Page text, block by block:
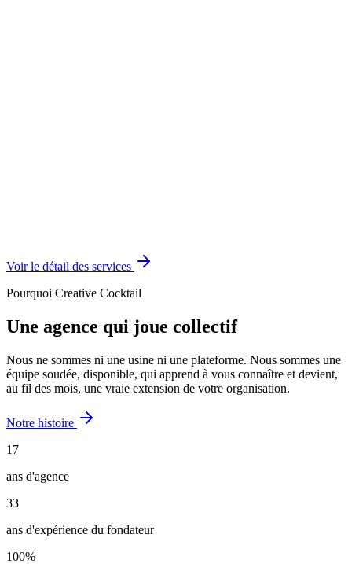
Voir le détail des services
Pourquoi Creative Cocktail
Une agence qui joue collectif
Nous ne sommes ni une usine ni une plateforme. Nous sommes une
équipe soudée, disponible, qui apprend à vous connaître et devient,
au fil des mois, une vraie extension de votre organisation.
Notre histoire
17
ans d'agence
33
ans d'expérience du fondateur
100%